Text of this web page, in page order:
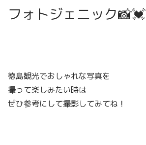
フォトジェニック📸💓
徳島観光でおしゃれな写真を
撮って楽しみたい時は
ぜひ参考にして撮影してみてね！